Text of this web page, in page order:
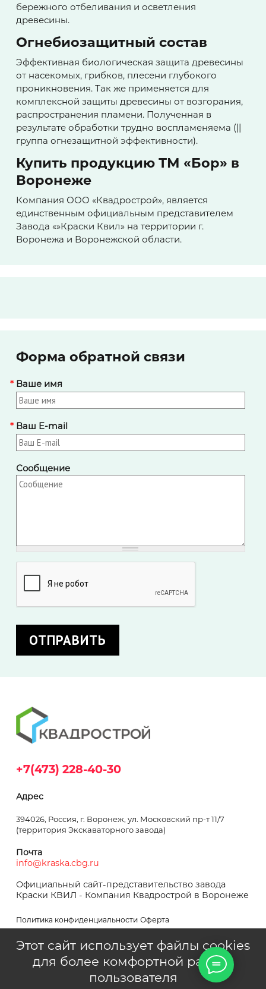
бережного отбеливания и осветления
древесины.
Огнебиозащитный состав
Эффективная биологическая защита древесины
от насекомых, грибков, плесени глубокого
проникновения. Так же применяется для
комплексной защиты древесины от возгорания,
распространения пламени. Полученная в
результате обработки трудно воспламеняема (||
группа огнезащитной эффективности).
Купить продукцию ТМ «Бор» в
Воронеже
Компания ООО «Квадрострой», является
единственным официальным представителем
Завода «»Краски Квил» на территории г.
Воронежа и Воронежской области.
Форма обратной связи
Ваше имя
*
Ваш E-mail
*
Сообщение
+7(473) 228-40-30
Адрес
394026, Россия, г. Воронеж, ул. Московский пр-т 11/7
(территория Экскаваторного завода)
Почта
info@kraska.cbg.ru
Официальный сайт-представительство завода
Краски КВИЛ - Компания Квадрострой в Воронеже
Политика конфиденциальности Оферта
Квадрострой © 1995–2024
Этот сайт использует файлы cookies
для более комфортной работы
пользователя